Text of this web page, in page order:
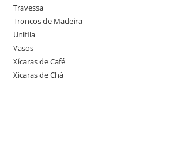
Travessa
Troncos de Madeira
Unifila
Vasos
Xícaras de Café
Xícaras de Chá